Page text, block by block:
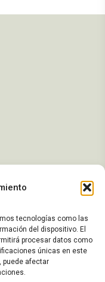
tecnologías como las
del dispositivo. El
procesar datos como
únicas en este
puede afectar